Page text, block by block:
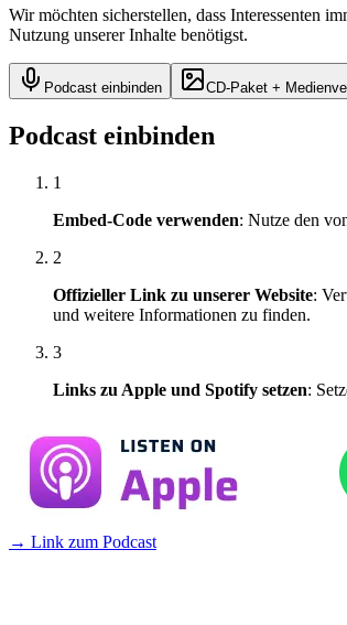
Wir möchten sicherstellen, dass Interessenten
Nutzung unserer Inhalte benötigst.
Podcast einbinden CD-Paket +
Podcast einbinden
1
Embed-Code verwenden: Nutze den
2
Offizieller Link zu unserer Website:
und weitere Informationen zu finden.
3
Links zu Apple und Spotify setzen:
→ Link zum Podcast